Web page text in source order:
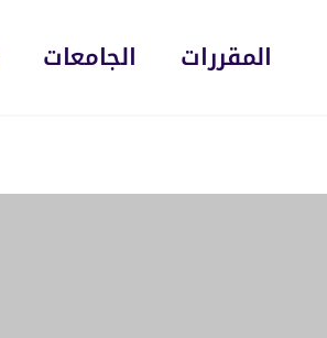
الجامعات المقررات